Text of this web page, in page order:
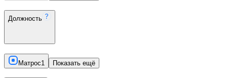
Должность
Матрос1 Показать ещё